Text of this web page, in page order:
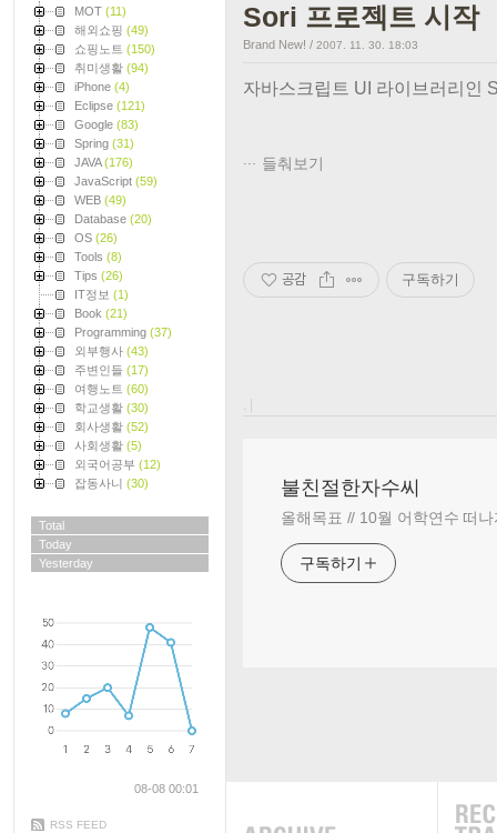
MOT (11)
해외쇼핑 (49)
쇼핑노트 (150)
취미생활 (94)
iPhone (4)
Eclipse (121)
Google (83)
Spring (31)
JAVA(176)
JavaScript (59)
WEB (49)
Database (20)
OS (26)
Tools (8)
Tips (26)
IT정보 (1)
Book (21)
Programming (37)
외부행사 (43)
주변인들 (17)
여행노트 (60)
학교생활 (30)
회사생활 (52)
사회생활 (5)
외국어공부 (12)
잡동사니 (30)
Total
Today
Yesterday
08-08 00:01
RSS FEED
Sori 프로젝트 시작
Brand New! / 2007. 11. 30. 18:03
자바스크립트 UI 라이브러리인
들춰보기
공감 구독하기
, |
불친절한자수씨
올해목표 // 10월 어학연수 떠나
구독하기